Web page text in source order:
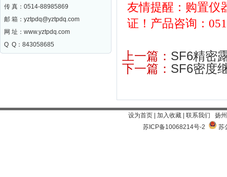
传 真：0514-88985869
邮 箱： yztpdq@yztpdq.com
网 址： www.yztpdq.com
Q Q：843058685
友情提醒：购置仪
证！产品咨询：
上一篇： SF6精密
下一篇： SF6密度
设为首页 | 加入收藏 | 联系我们 扬
苏ICP备10068214号-2
苏